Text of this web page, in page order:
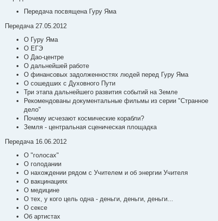
Передача посвящена Гуру Яма
Передача 27.05.2012
О Гуру Яма
О ЕГЭ
О Дао-центре
О дальнейшей работе
О финансовых задолженностях людей перед Гуру Яма
О сошедших с Духовного Пути
Три этапа дальнейшего развития событий на Земле
Рекомендованы документальные фильмы из серии "Странное
дело"
Почему исчезают космические корабли?
Земля - центральная сценическая площадка
Передача 16.06.2012
О "голосах"
О голодании
О нахождении рядом с Учителем и об энергии Учителя
О вакцинациях
О медицине
О тех, у кого цель одна - деньги, деньги, деньги...
О сексе
Об артистах